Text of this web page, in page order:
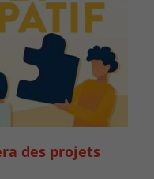
des projets